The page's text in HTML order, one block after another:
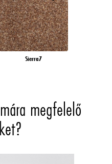
Sierra7
megfelelő